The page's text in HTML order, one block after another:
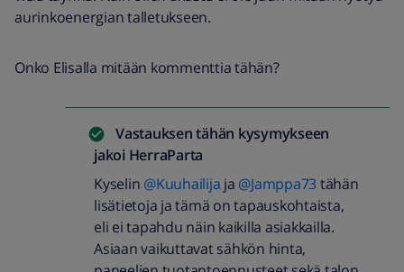
aurinkoenergian talletukseen.
Onko Elisalla mitään kommenttia tähän?
Vastauksen tähän kysymykseen
jakoi HerraParta
Kyselin ​ @Kuuhailija ja ​ @Jamppa73 tähän
lisätietoja ja tämä on tapauskohtaista,
eli ei tapahdu näin kaikilla asiakkailla.
Asiaan vaikuttavat sähkön hinta,